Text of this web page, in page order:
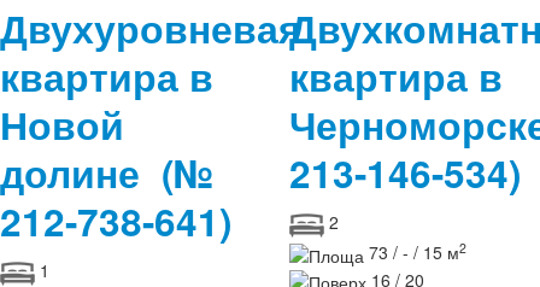
Двухуровневая
квартира в
Новой
долине (№
212-738-641)
1
квартира в
213-146-534)
2
73 / - / 15 м2
16 / 20